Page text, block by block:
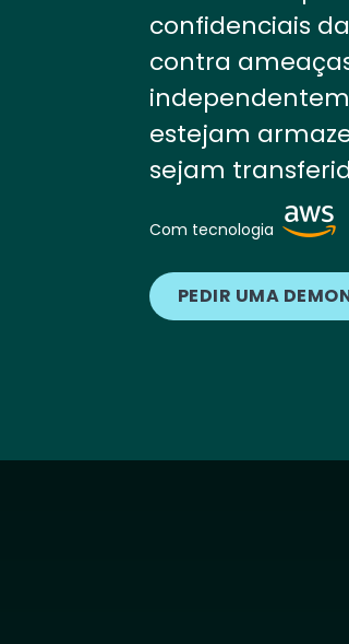
confidenciais
contra
estejam
sejam
Com tecnologia Image
PEDIR UMA